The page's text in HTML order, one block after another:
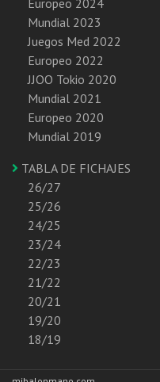
Mundial 2023
Juegos Med 2022
Europeo 2022
JJOO Tokio 2020
Mundial 2021
Europeo 2020
Mundial 2019
TABLA DE FICHAJES
26/27
25/26
24/25
23/24
22/23
21/22
20/21
19/20
18/19